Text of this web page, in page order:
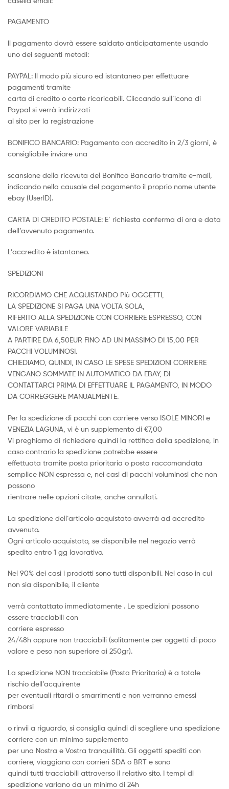
PAGAMENTO
Il pagamento dovrà essere saldato anticipatamente usando
uno dei seguenti metodi:
PAYPAL: Il modo più sicuro ed istantaneo per effettuare
pagamenti tramite
carta di credito o carte ricaricabili. Cliccando sull’icona di
Paypal si verrà indirizzati
al sito per la registrazione
BONIFICO BANCARIO: Pagamento con accredito in 2/3 giorni, è
consigliabile inviare una
scansione della ricevuta del Bonifico Bancario tramite e-mail,
indicando nella causale del pagamento il proprio nome utente
ebay (UserID).
CARTA Di CREDITO POSTALE: E’ richiesta conferma di ora e data
dell’avvenuto pagamento.
L’accredito è istantaneo.
SPEDIZIONI
RICORDIAMO CHE ACQUISTANDO PIù OGGETTI,
LA SPEDIZIONE SI PAGA UNA VOLTA SOLA,
RIFERITO ALLA SPEDIZIONE CON CORRIERE ESPRESSO, CON
VALORE VARIABILE
A PARTIRE DA 6,50EUR FINO AD UN MASSIMO DI 15,00 PER
PACCHI VOLUMINOSI.
CHIEDIAMO, QUINDI, IN CASO LE SPESE SPEDIZIONI CORRIERE
VENGANO SOMMATE IN AUTOMATICO DA EBAY, DI
CONTATTARCI PRIMA DI EFFETTUARE IL PAGAMENTO, IN MODO
DA CORREGGERE MANUALMENTE.
Per la spedizione di pacchi con corriere verso ISOLE MINORI e
VENEZIA LAGUNA, vi è un supplemento di €7,00
Vi preghiamo di richiedere quindi la rettifica della spedizione, in
caso contrario la spedizione potrebbe essere
effettuata tramite posta prioritaria o posta raccomandata
semplice NON espressa e, nei casi di pacchi voluminosi che non
possono
rientrare nelle opzioni citate, anche annullati.
La spedizione dell’articolo acquistato avverrà ad accredito
avvenuto.
Ogni articolo acquistato, se disponibile nel negozio verrà
spedito entro 1 gg lavorativo.
Nel 90% dei casi i prodotti sono tutti disponibili. Nel caso in cui
non sia disponibile, il cliente
verrà contattato immediatamente . Le spedizioni possono
essere tracciabili con
corriere espresso
24/48h oppure non tracciabili (solitamente per oggetti di poco
valore e peso non superiore ai 250gr).
La spedizione NON tracciabile (Posta Prioritaria) è a totale
rischio dell’acquirente
per eventuali ritardi o smarrimenti e non verranno emessi
rimborsi
o rinvii a riguardo, si consiglia quindi di scegliere una spedizione
corriere con un minimo supplemento
per una Nostra e Vostra tranquillità. Gli oggetti spediti con
corriere, viaggiano con corrieri SDA o BRT e sono
quindi tutti tracciabili attraverso il relativo sito. I tempi di
spedizione variano da un minimo di 24h